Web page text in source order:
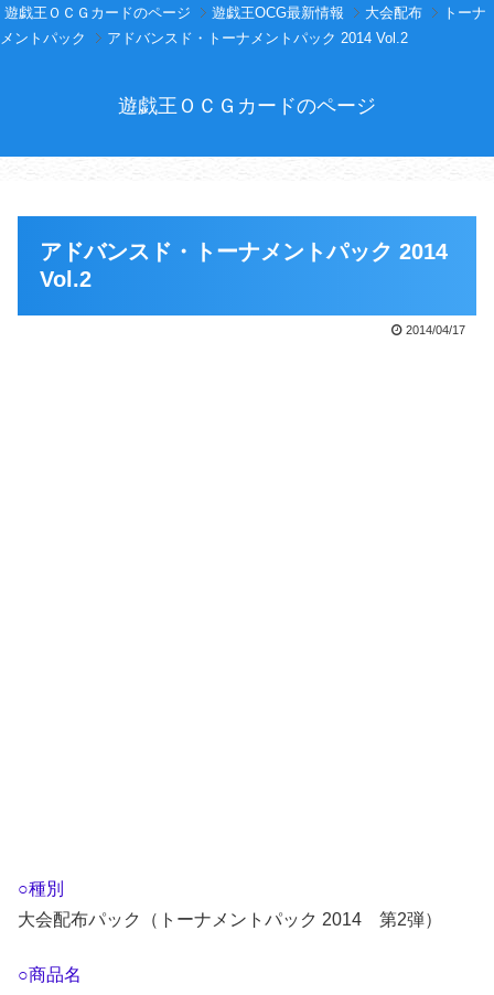
遊戯王ＯＣＧカードのページ 遊戯王OCG最新情報 大会配布
トーナ
メントパック
アドバンスド・トーナメントパック 2014 Vol.2
遊戯王ＯＣＧカードのページ
アドバンスド・トーナメントパック 2014
Vol.2
2014/04/17
○種別
大会配布パック（トーナメントパック 2014 第2弾）
○商品名